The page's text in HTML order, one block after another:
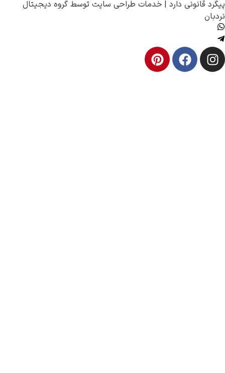
دارد |خدمات طراحی سایتتوسطگروه دیجیتال